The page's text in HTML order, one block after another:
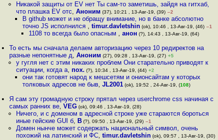
Никакой защиты от EV нет Ты сам-то заметишь, зайдя на гитхаб,
что плашка EV отс, Аноним (37), 10:21 , 13-Авг-19, (39) –2
В github может и не обращу внимание, но в банке абсолютно
точно JS исполнился , timur.davletshin(ok), 10:46 , 13-Авг-19, (46) –1
1108 то всегда было опасным ,анон (?), 14:43 , 13-Авг-19, (64)
То есть мы сначала делаем авторизацию через 10 редиректов на
разные непонятные д,Аноним (27), 09:28 , 13-Авг-19, (27) +5
у гугля нет с этим никаких проблем Они старательно приводят к
ситуации, когда а, пох. (?), 10:34 , 13-Авг-19, (44) +2
они так готовят народ к мешсетям и онионсайтам у которых
толковых адресов не быв, JL2001(ok), 19:52 , 24-Авг-19, (108)
Я сам эту громадную строку прятал через userchrome css начиная с
самых ранних ве,VEG (ok), 09:46 , 13-Авг-19, (28)
Ничего, и с доменом в адресной строке уже стараются бороться
иные гейские GUI б, В(?), 09:50 , 13-Авг-19, (29) –1
Домен нынче может содержать национальный символ, очень
похожий на латинский и ФС, timur.davletshin(ok), 09:57 , 13-Авг-19, (30)